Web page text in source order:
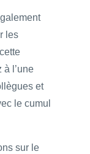
les
l’une
et
le cumul
sur le